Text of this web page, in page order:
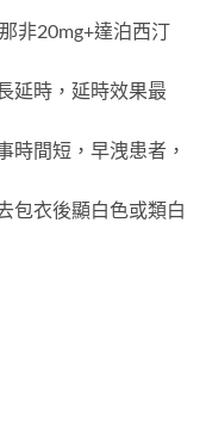
非20mg+達泊西汀
延時，延時效果最
時間短，早洩患者，
包衣後顯白色或類白